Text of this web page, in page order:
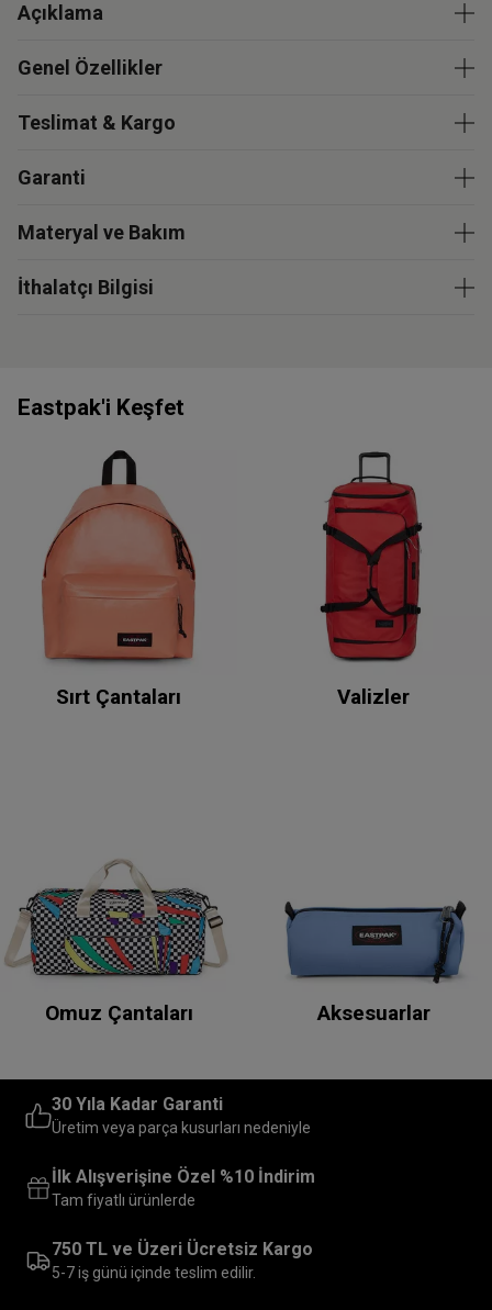
Açıklama
Genel Özellikler
Teslimat & Kargo
Garanti
Materyal ve Bakım
İthalatçı Bilgisi
Eastpak'i Keşfet
Sırt Çantaları Valizler
Omuz Çantaları Aksesuarlar
30 Yıla Kadar Garanti
Üretim veya parça kusurları nedeniyle
İlk Alışverişine Özel %10 İndirim
Tam fiyatlı ürünlerde
750 TL ve Üzeri Ücretsiz Kargo
5-7 iş günü içinde teslim edilir.